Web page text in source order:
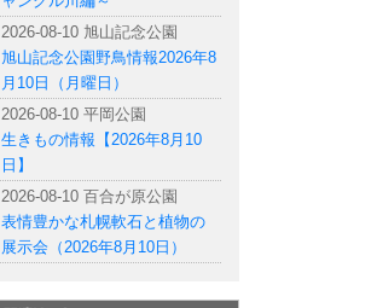
2026-08-10 旭山記念公園
旭山記念公園野鳥情報2026年8
月10日（月曜日）
2026-08-10 平岡公園
生きもの情報【2026年8月10
日】
2026-08-10 百合が原公園
表情豊かな札幌軟石と植物の
展示会（2026年8月10日）